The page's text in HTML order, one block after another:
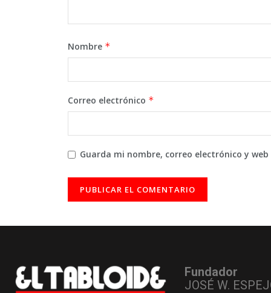
Nombre *
Correo electrónico *
Guarda mi nombre, correo electrónico y
Fundador
JOSÉ W.